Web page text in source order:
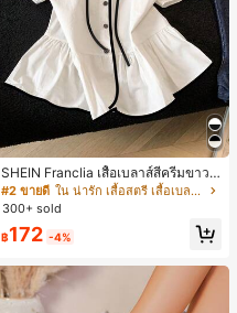
SHEIN Franclia เสื้อเบลาส์สีครีมขาวนุ่
มนวล เอวรูด, แต่งขอบตัดกัน + โบว์ผูก,
แขนพอง จับคู่กับกระโปรงชายระบาย,
กวัน
#2 ขายดี
ใน น่ารัก เสื้อสตรี เสื้อเบลาส์ & Tee
300+ sold
฿172 -4%